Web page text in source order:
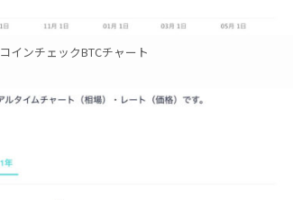
コインチェックBTCチャート